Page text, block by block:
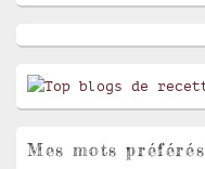
Mes mots préférés